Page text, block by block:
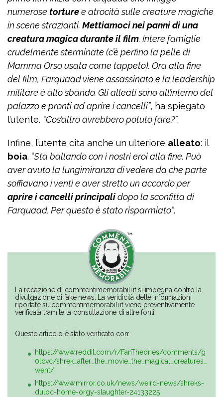
numerose torturee atrocità sulle creature magiche
in scene strazianti. Mettiamoci nei panni di una
creatura magica durante il film. Intere famiglie
crudelmente sterminate (c’è perfino la pelle di
Mamma Orso usata come tappeto). Ora alla fine
del film, Farquaad viene assassinato e la leadership
militare è allo sbando. Gli alleati sono all’interno del
palazzo e pronti ad aprire i cancelli”, ha spiegato
l’utente. “Cos’altro avrebbero potuto fare?”.
Infine, l’utente cita anche un ulteriore alleato: il
boia. “Sta ballando con i nostri eroi alla fine. Può
aver avuto la lungimiranza di vedere da che parte
soffiavano i venti e aver stretto un accordo per
aprire i cancelli principalidopo la sconfitta di
Farquaad. Per questo è stato risparmiato”.
La redazione di commentimemorabili.it si impegna contro la
divulgazione di fake news. La veridicità delle informazioni
riportate su commentimemorabili.it viene preventivamente
verificata tramite la consultazione di altre fonti.
Questo articolo è stato verificato con:
https://www.reddit.com/r/FanTheories/comments/g
0lcvc/shrek_after_the_movie_the_magical_creatures_
went/
https://www.mirror.co.uk/news/weird-news/shreks-
duloc-home-orgy-slaughter-24133225